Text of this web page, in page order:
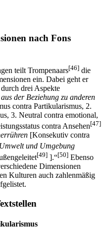
nach Fons
teilt Trompenaars[46] die
ein. Dabei geht er
drei Aspekte
der Beziehung zu anderen
contra Partikularismus, 2.
3. Neutral contra emotional,
contra Ansehen[47]
[Konsekutiv contra
und Umgebung
[49] ].“[50] Ebenso
Dimensionen
Kulturen auch zahlenmäßig